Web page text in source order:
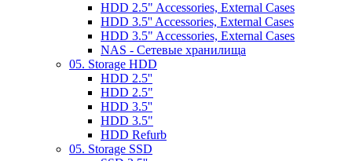
HDD 2.5" Accessories, External Cases
HDD 3.5'' Accessories, External Cases
HDD 3.5" Accessories, External Cases
NAS - Сетевые хранилища
05. Storage HDD
HDD 2.5''
HDD 2.5"
HDD 3.5''
HDD 3.5"
HDD Refurb
05. Storage SSD